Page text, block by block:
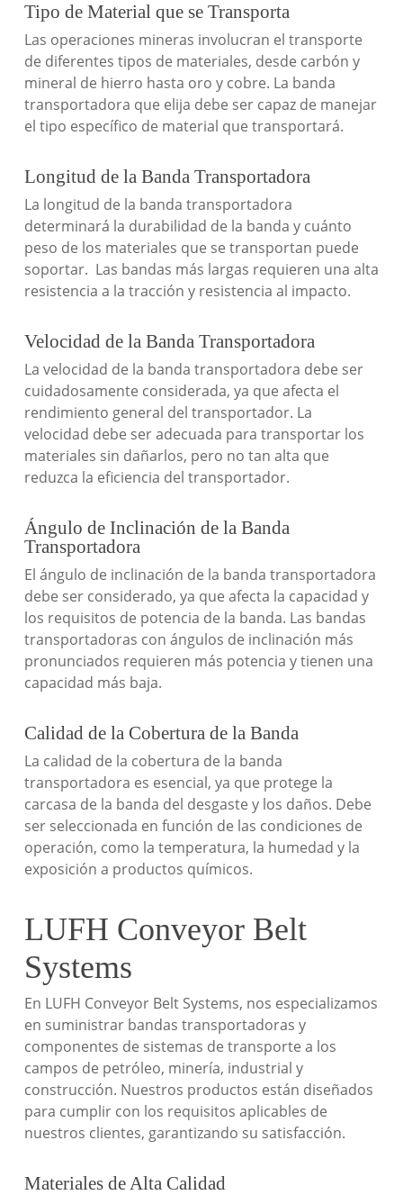
Tipo de Material que se Transporta
Las operaciones mineras involucran el transporte
de diferentes tipos de materiales, desde carbón y
mineral de hierro hasta oro y cobre. La banda
transportadora que elija debe ser capaz de manejar
el tipo específico de material que transportará.
Longitud de la Banda Transportadora
La longitud de la banda transportadora
determinará la durabilidad de la banda y cuánto
peso de los materiales que se transportan puede
soportar. Las bandas más largas requieren una alta
resistencia a la tracción y resistencia al impacto.
Velocidad de la Banda Transportadora
La velocidad de la banda transportadora debe ser
cuidadosamente considerada, ya que afecta el
rendimiento general del transportador. La
velocidad debe ser adecuada para transportar los
materiales sin dañarlos, pero no tan alta que
reduzca la eficiencia del transportador.
Ángulo de Inclinación de la Banda
Transportadora
El ángulo de inclinación de la banda transportadora
debe ser considerado, ya que afecta la capacidad y
los requisitos de potencia de la banda. Las bandas
transportadoras con ángulos de inclinación más
pronunciados requieren más potencia y tienen una
capacidad más baja.
Calidad de la Cobertura de la Banda
La calidad de la cobertura de la banda
transportadora es esencial, ya que protege la
carcasa de la banda del desgaste y los daños. Debe
ser seleccionada en función de las condiciones de
operación, como la temperatura, la humedad y la
exposición a productos químicos.
LUFH Conveyor Belt
Systems
En LUFH Conveyor Belt Systems, nos especializamos
en suministrar bandas transportadoras y
componentes de sistemas de transporte a los
campos de petróleo, minería, industrial y
construcción. Nuestros productos están diseñados
para cumplir con los requisitos aplicables de
nuestros clientes, garantizando su satisfacción.
Materiales de Alta Calidad